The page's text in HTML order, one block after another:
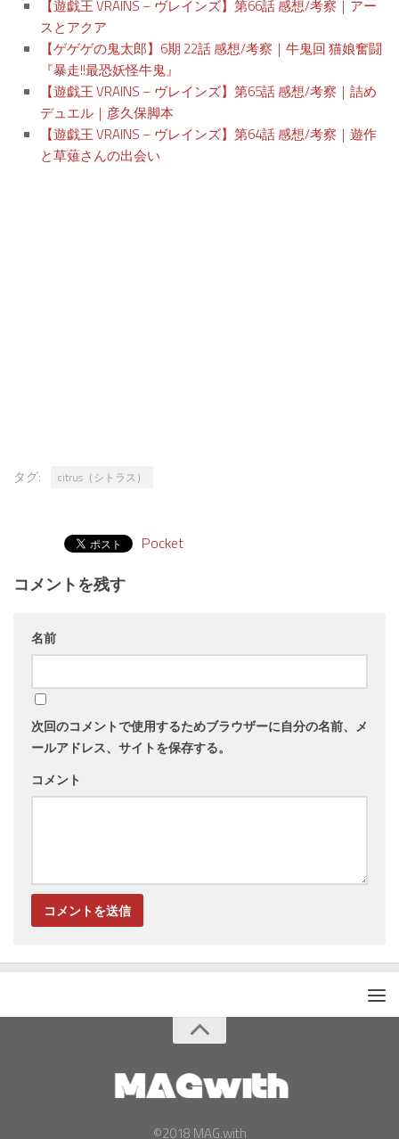
【遊戯王 VRAINS – ヴレインズ】第66話 感想/考察｜アー
スとアクア
【ゲゲゲの鬼太郎】6期 22話 感想/考察｜牛鬼回 猫娘奮闘
『暴走!!最恐妖怪牛鬼』
【遊戯王 VRAINS – ヴレインズ】第65話 感想/考察｜詰め
デュエル｜彦久保脚本
【遊戯王 VRAINS – ヴレインズ】第64話 感想/考察｜遊作
と草薙さんの出会い
タグ: citrus（シトラス）
Pocket
コメントを残す
名前
次回のコメントで使用するためブラウザーに自分の名前、メ
ールアドレス、サイトを保存する。
コメント
©2018 MAG.with